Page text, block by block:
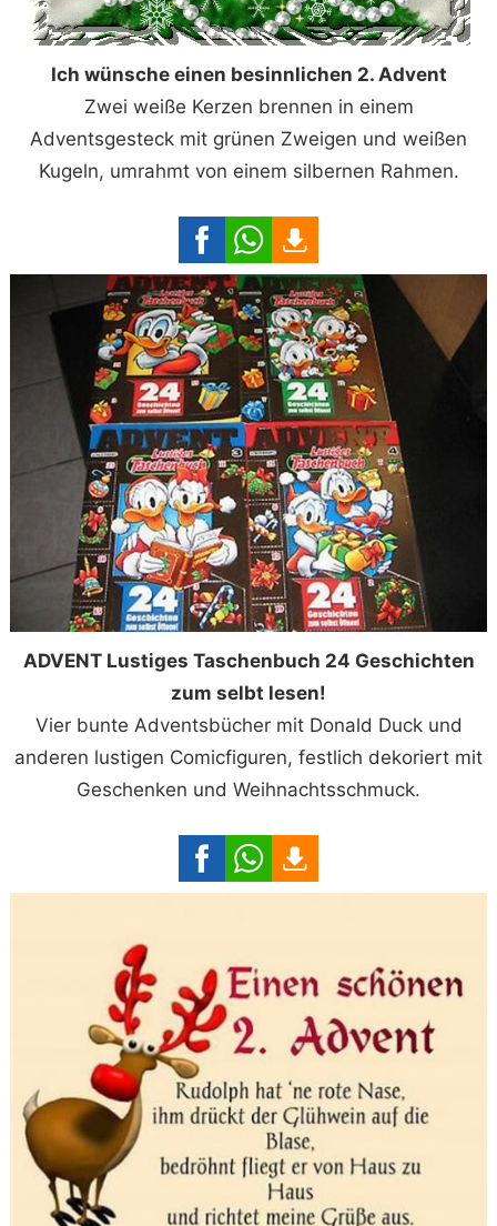
Ich wünsche einen besinnlichen 2. Advent
Zwei weiße Kerzen brennen in einem
Adventsgesteck mit grünen Zweigen und weißen
Kugeln, umrahmt von einem silbernen Rahmen.
ADVENT Lustiges Taschenbuch 24 Geschichten
zum selbt lesen!
Vier bunte Adventsbücher mit Donald Duck und
anderen lustigen Comicfiguren, festlich dekoriert mit
Geschenken und Weihnachtsschmuck.